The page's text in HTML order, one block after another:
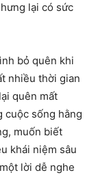
lại có sức
bỏ quên khi
nhiều thời gian
quên mất
cuộc sống hằng
muốn biết
khái niệm sâu
lời dễ nghe